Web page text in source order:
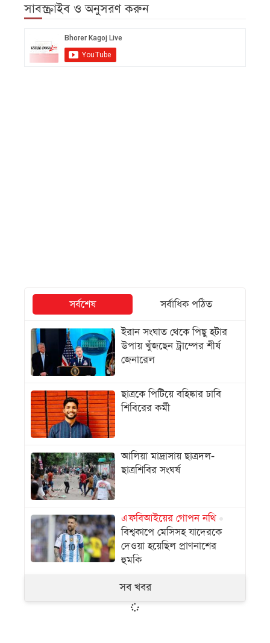
সাবস্ক্রাইব ও অনুসরণ করুন
সর্বশেষ
সর্বাধিক পঠিত
ইরান সংঘাত থেকে পিছু হটার
উপায় খুঁজছেন ট্রাম্পের শীর্ষ
জেনারেল
ছাত্রকে পিটিয়ে বহিষ্কার ঢাবি
শিবিরের কর্মী
আলিয়া মাদ্রাসায় ছাত্রদল-
ছাত্রশিবির সংঘর্ষ
এফবিআইয়ের গোপন নথি
বিশ্বকাপে মেসিসহ যাদেরকে
দেওয়া হয়েছিল প্রাণনাশের
হুমকি
সব খবর